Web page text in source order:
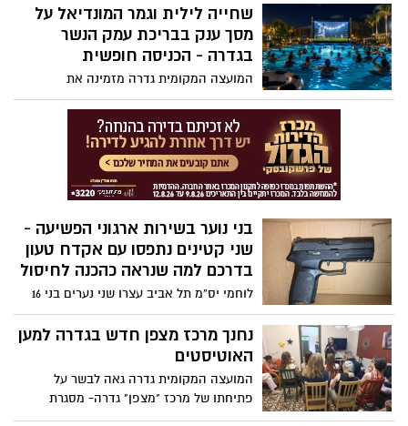
להצלת חיים ולהגברת המשילות בדרכים
שחייה לילית וגמר המונדיאל על
מסך ענק בבריכת עמק הנשר
בגדרה - הכניסה חופשית
המועצה המקומית גדרה מזמינה את
התושבים לערב צפייה חגיגי בגמר המונדיאל
ביום ראשון (19.7), עם הקרנה על מסך ענק,
שחייה לילית, דוכני מזון ושתייה ואווירה
משפחתית – הכניסה ללא תשלום לתושבי
גדרה
בני נוער בשירות ארגוני הפשיעה -
שני קטינים נתפסו עם אקדח טעון
בדרכם למה שנראה כהכנה לחיסול
לוחמי יס”מ תל אביב עצרו שני נערים בני 16
ו-17 מיפו לאחר מרדף קצר בעקבות רכיבתם
המסוכנת על קטנוע. במהלך החיפוש נתפס
אקדח טעון במחסנית מלאה ועשרות כדורים.
לבצע חיסול במסגרת סכסוך בין ארגוני
פשיעה. הבוקר תבקש המשטרה להאריך את
נחנך מרכז מצפן חדש בגדרה למען
האוטיסטים
המועצה המקומית גדרה גאה לבשר על
פתיחתו של מרכז "מצפן" גדרה- מסגרת
חברתית חדשה ומשמעותית לצעירים וצעירות